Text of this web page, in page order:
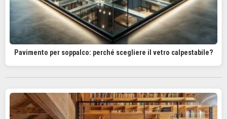
Pavimento per soppalco: perché scegliere il vetro calpestabile?